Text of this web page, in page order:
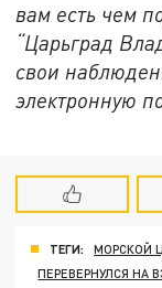
вам есть чем
“Царьград
свои
электронную
ТЕГИ: МОРСКОЙ
ПЕРЕВЕРНУЛСЯ НА